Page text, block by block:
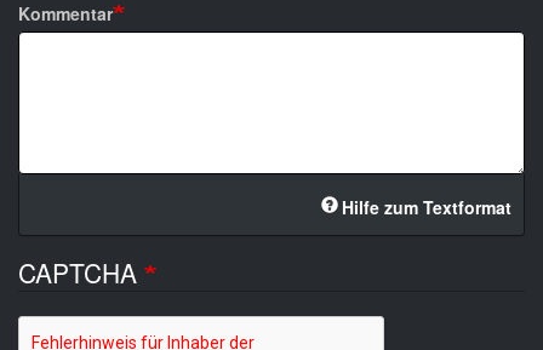
Kommentar
Hilfe zum Textformat
CAPTCHA